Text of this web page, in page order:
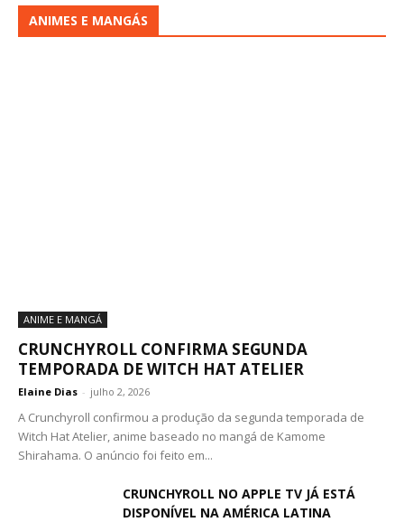
ANIMES E MANGÁS
ANIME E MANGÁ
CRUNCHYROLL CONFIRMA SEGUNDA
TEMPORADA DE WITCH HAT ATELIER
Elaine Dias - julho 2, 2026
A Crunchyroll confirmou a produção da segunda temporada de
Witch Hat Atelier, anime baseado no mangá de Kamome
Shirahama. O anúncio foi feito em...
CRUNCHYROLL NO APPLE TV JÁ ESTÁ
DISPONÍVEL NA AMÉRICA LATINA